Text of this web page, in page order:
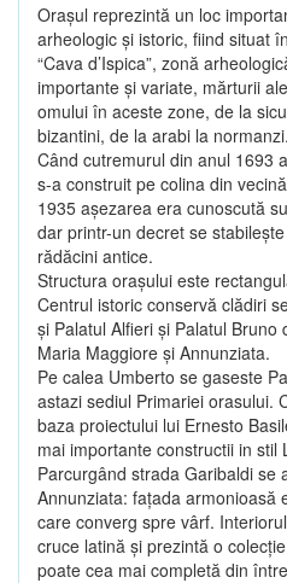
Oraşul reprezintă un loc
arheologic şi istoric, fiind situat
“Cava d’Ispica”, zonă
importante şi variate, mărturii
omului în aceste zone, de la
bizantini, de la arabi la normanzi.
Când cutremurul din anul 1693
s-a construit pe colina din
1935 aşezarea era cunoscută
dar printr-un decret se
rădăcini antice.
Structura oraşului este
Centrul istoric conservă clădiri
şi Palatul Alfieri şi Palatul Bruno
Maria Maggiore şi Annunziata.
Pe calea Umberto se gaseste
astazi sediul Primariei orasului.
baza proiectului lui Ernesto
mai importante constructii in stil
Parcurgând strada Garibaldi se
Annunziata: faţada armonioasă
care converg spre vârf.
cruce latină şi prezintă o
poate cea mai completă din